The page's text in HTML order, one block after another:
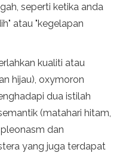
seperti ketika anda
atau "kegelapan
kualiti atau
hijau), oxymoron
dua istilah
(matahari hitam,
dan
yang juga terdapat